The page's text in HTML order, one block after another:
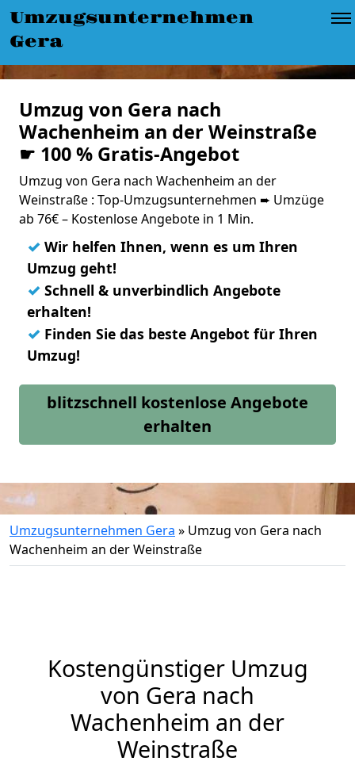
Umzugsunternehmen
Gera
Umzug von Gera nach
Wachenheim an der Weinstraße
☛ 100 % Gratis-Angebot
Umzug von Gera nach Wachenheim an der
Weinstraße : Top-Umzugsunternehmen ➨ Umzüge
ab 76€ – Kostenlose Angebote in 1 Min.
✓ Wir helfen Ihnen, wenn es um Ihren
Umzug geht!
✓ Schnell & unverbindlich Angebote
erhalten!
✓ Finden Sie das beste Angebot für Ihren
Umzug!
blitzschnell kostenlose Angebote
erhalten
Umzugsunternehmen Gera » Umzug von Gera nach
Wachenheim an der Weinstraße
Kostengünstiger Umzug
von Gera nach
Wachenheim an der
Weinstraße